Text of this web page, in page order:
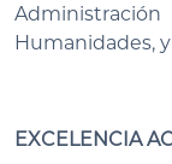
Humanidades,
EXCELENCIA